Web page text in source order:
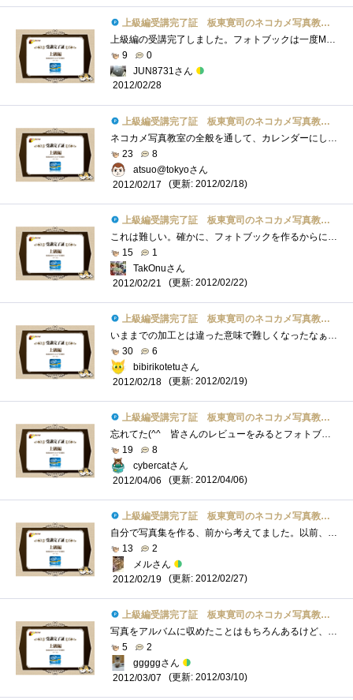
上級編受講完了証 板東寛司のネコカメ写真教室パート2
上級編の受講完了しました。フォトブックは一度MacのiPhotoから作成したことがあります。やっぱり形として残るのは良いですよね。問題はそれな�...
9
0
JUN8731さん
2012/02/28
上級編受講完了証 板東寛司のネコカメ写真教室パート2
ネコカメ写真教室の全般を通して、カレンダーにしろスライドショーにしろ、今回の写真集などは特に撮影時からテーマを決めて撮ることが重要�...
23
8
atsuo@tokyoさん
2012/02/17
(更新: 2012/02/18)
上級編受講完了証 板東寛司のネコカメ写真教室パート2
これは難しい。確かに、フォトブックを作るからにはテーマがいる。しかしこういうのって、例もそうだけど、今まで撮った写真からテーマを決�...
15
1
TakOnuさん
2012/02/21
(更新: 2012/02/22)
上級編受講完了証 板東寛司のネコカメ写真教室パート2
いままでの加工とは違った意味で難しくなったなぁラフかぁ・・・・仕事で一杯書いてるよwwwでもこれって色々な応用ができるかなぁと読みなが�...
30
6
bibirikotetuさん
2012/02/18
(更新: 2012/02/19)
上級編受講完了証 板東寛司のネコカメ写真教室パート2
忘れてた(^^ゞ皆さんのレビューをみるとフォトブックを創れるのは記念にはなるね。でもまず写真が程度上手くないとね。あと動くもの対象だと�...
19
8
cybercatさん
2012/04/06
(更新: 2012/04/06)
上級編受講完了証 板東寛司のネコカメ写真教室パート2
自分で写真集を作る、前から考えてました。以前、フリーペーパーの編集に携わっていたことがあり、出版に関して少々知識はあるものの、個人�...
13
2
メルさん
2012/02/19
(更新: 2012/02/27)
上級編受講完了証 板東寛司のネコカメ写真教室パート2
写真をアルバムに収めたことはもちろんあるけど、テーマとか何を伝えたいかとかまで考えたことがなかった。フォトブックっていう感じではな�...
5
2
gggggさん
2012/03/07
(更新: 2012/03/10)